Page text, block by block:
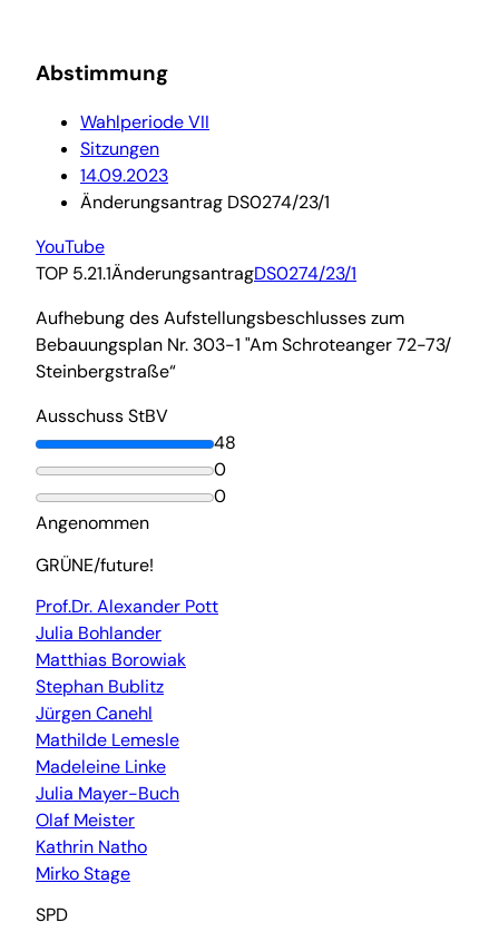
Abstimmung
Wahlperiode VII
Sitzungen
14.09.2023
Änderungsantrag DS0274/23/1
YouTube
TOP 5.21.1ÄnderungsantragDS0274/23/1
Aufhebung des Aufstellungsbeschlusses zum
Bebauungsplan Nr. 303-1 "Am Schroteanger 72-73/
Steinbergstraße“
Ausschuss StBV
48
0
0
Angenommen
GRÜNE/future!
Prof.Dr. Alexander Pott
Julia Bohlander
Matthias Borowiak
Stephan Bublitz
Jürgen Canehl
Mathilde Lemesle
Madeleine Linke
Julia Mayer-Buch
Olaf Meister
Kathrin Natho
Mirko Stage
SPD